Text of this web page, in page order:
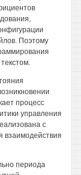
Поэтому
процесс
управления
с
взаимодействия
периода